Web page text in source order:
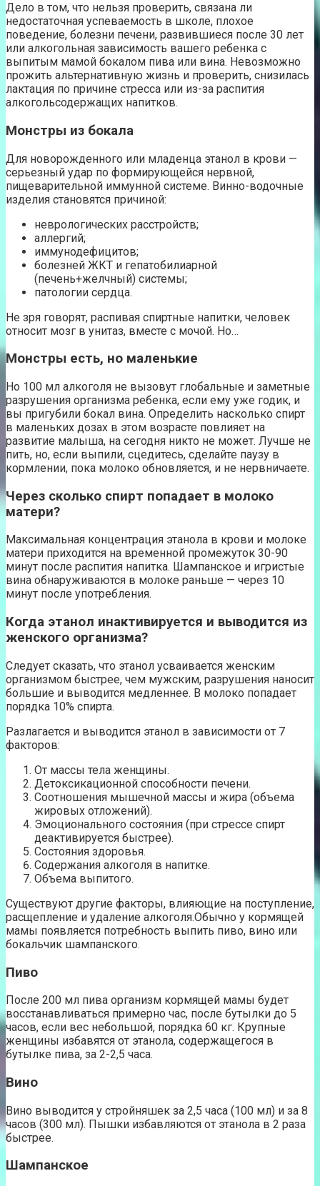
Дело в том, что нельзя проверить, связана ли
недостаточная успеваемость в школе, плохое
поведение, болезни печени, развившиеся после 30 лет
или алкогольная зависимость вашего ребенка с
выпитым мамой бокалом пива или вина. Невозможно
прожить альтернативную жизнь и проверить, снизилась
лактация по причине стресса или из-за распития
алкогольсодержащих напитков.
Монстры из бокала
Для новорожденного или младенца этанол в крови —
серьезный удар по формирующейся нервной,
пищеварительной иммунной системе. Винно-водочные
изделия становятся причиной:
неврологических расстройств;
аллергий;
иммунодефицитов;
болезней ЖКТ и гепатобилиарной
(печень+желчный) системы;
патологии сердца.
Не зря говорят, распивая спиртные напитки, человек
относит мозг в унитаз, вместе с мочой. Но…
Монстры есть, но маленькие
Но 100 мл алкоголя не вызовут глобальные и заметные
разрушения организма ребенка, если ему уже годик, и
вы пригубили бокал вина. Определить насколько спирт
в маленьких дозах в этом возрасте повлияет на
развитие малыша, на сегодня никто не может. Лучше не
пить, но, если выпили, сцедитесь, сделайте паузу в
кормлении, пока молоко обновляется, и не нервничаете.
Через сколько спирт попадает в молоко
матери?
Максимальная концентрация этанола в крови и молоке
матери приходится на временной промежуток 30-90
минут после распития напитка. Шампанское и игристые
вина обнаруживаются в молоке раньше — через 10
минут после употребления.
Когда этанол инактивируется и выводится из
женского организма?
Следует сказать, что этанол усваивается женским
организмом быстрее, чем мужским, разрушения наносит
большие и выводится медленнее. В молоко попадает
порядка 10% спирта.
Разлагается и выводится этанол в зависимости от 7
факторов:
От массы тела женщины.
Детоксикационной способности печени.
Соотношения мышечной массы и жира (объема
жировых отложений).
Эмоционального состояния (при стрессе спирт
деактивируется быстрее).
Состояния здоровья.
Содержания алкоголя в напитке.
Объема выпитого.
Существуют другие факторы, влияющие на поступление,
расщепление и удаление алкоголя.Обычно у кормящей
мамы появляется потребность выпить пиво, вино или
бокальчик шампанского.
Пиво
После 200 мл пива организм кормящей мамы будет
восстанавливаться примерно час, после бутылки до 5
часов, если вес небольшой, порядка 60 кг. Крупные
женщины избавятся от этанола, содержащегося в
бутылке пива, за 2-2,5 часа.
Вино
Вино выводится у стройняшек за 2,5 часа (100 мл) и за 8
часов (300 мл). Пышки избавляются от этанола в 2 раза
быстрее.
Шампанское